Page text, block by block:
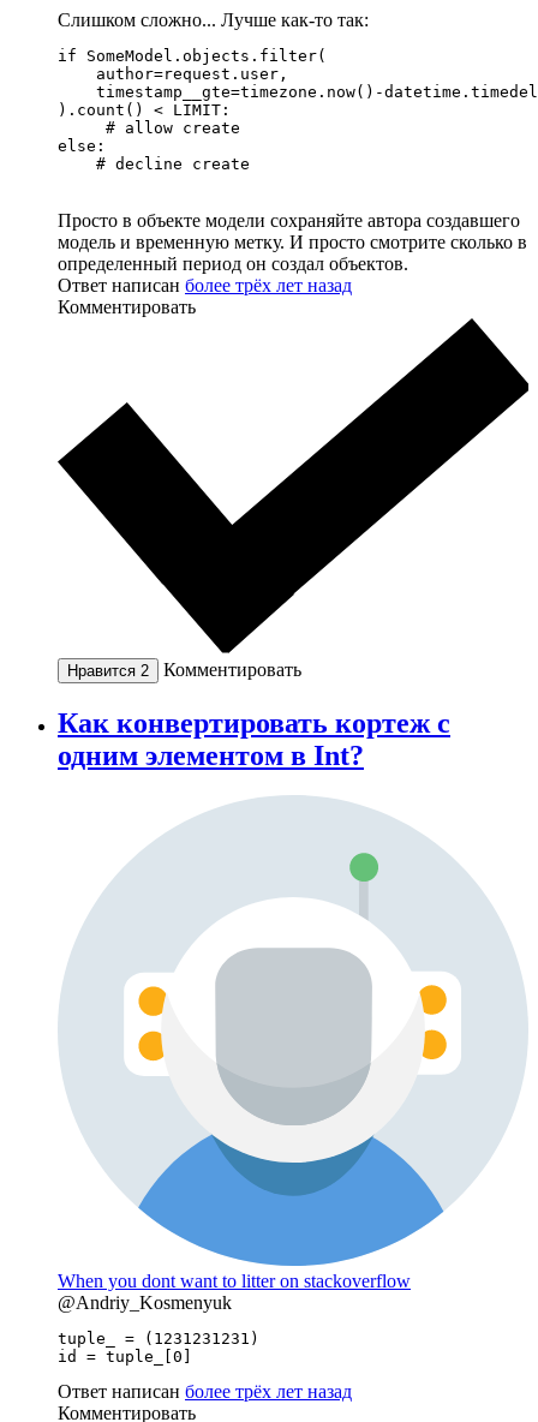
Слишком сложно... Лучше как-то так:
if SomeModel.objects.filter(
    author=request.user,
timestamp__gte=timezone.now()-
).count() < LIMIT:
     # allow create
else:
    # decline create
Просто в объекте модели сохраняйте автора создавшего
модель и временную метку. И просто смотрите сколько в
определенный период он создал объектов.
Ответ написан более трёх лет назад
Комментировать
Нравится 2 Комментировать
Как конвертировать кортеж с
одним элементом в Int?
When you dont want to litter on stackoverflow
@Andriy_Kosmenyuk
tuple_ = (1231231231)
id = tuple_[0]
Ответ написан более трёх лет назад
Комментировать